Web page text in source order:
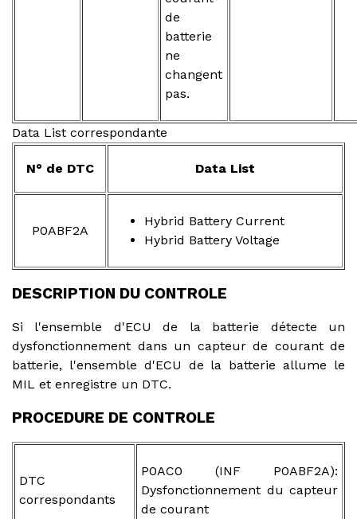
de
batterie
ne
changent
pas.
Data List correspondante
N° de DTC Data List
P0ABF2A
Hybrid Battery Current
Hybrid Battery Voltage
DESCRIPTION DU CONTROLE
Si l'ensemble d'ECU de la batterie détecte un
dysfonctionnement dans un capteur de courant de
batterie, l'ensemble d'ECU de la batterie allume le
MIL et enregistre un DTC.
PROCEDURE DE CONTROLE
DTC
correspondants
P0AC0 (INF P0ABF2A):
Dysfonctionnement du capteur
de courant